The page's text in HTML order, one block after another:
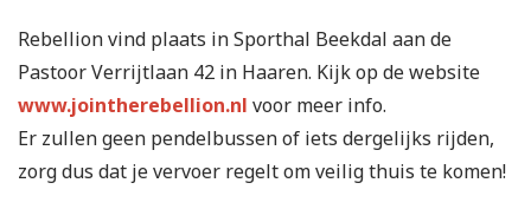
Rebellion vind plaats in Sporthal Beekdal aan de
Pastoor Verrijtlaan 42 in Haaren. Kijk op de website
www.jointherebellion.nl voor meer info.
Er zullen geen pendelbussen of iets dergelijks rijden,
zorg dus dat je vervoer regelt om veilig thuis te komen!